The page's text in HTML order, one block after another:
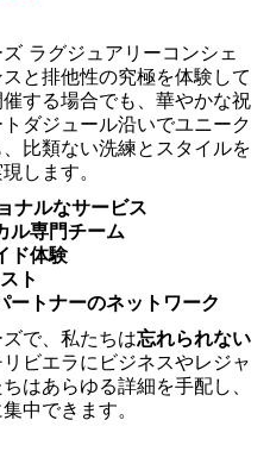
ラグジュアリーコンシェ
と排他性の究極を体験して
する場合でも、華やかな祝
ダジュール沿いでユニーク
比類ない洗練とスタイルを
します。
ナルなサービス
ル専門チーム
ド体験
ト
ートナーのネットワーク
で、私たちは忘れられない
ビエラにビジネスやレジャ
はあらゆる詳細を手配し、
中できます。